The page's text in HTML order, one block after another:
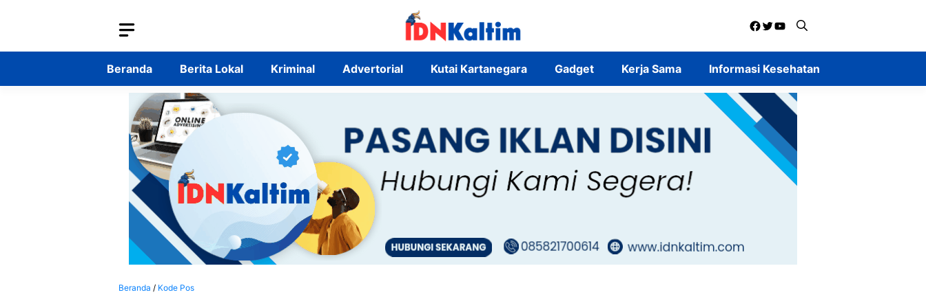
Facebook
Twitter
YouTube
Beranda Berita Lokal Kriminal Advertorial Kutai Kartanegara Gadget Kerja Sama Informasi Kesehatan
Beranda / Kode Pos